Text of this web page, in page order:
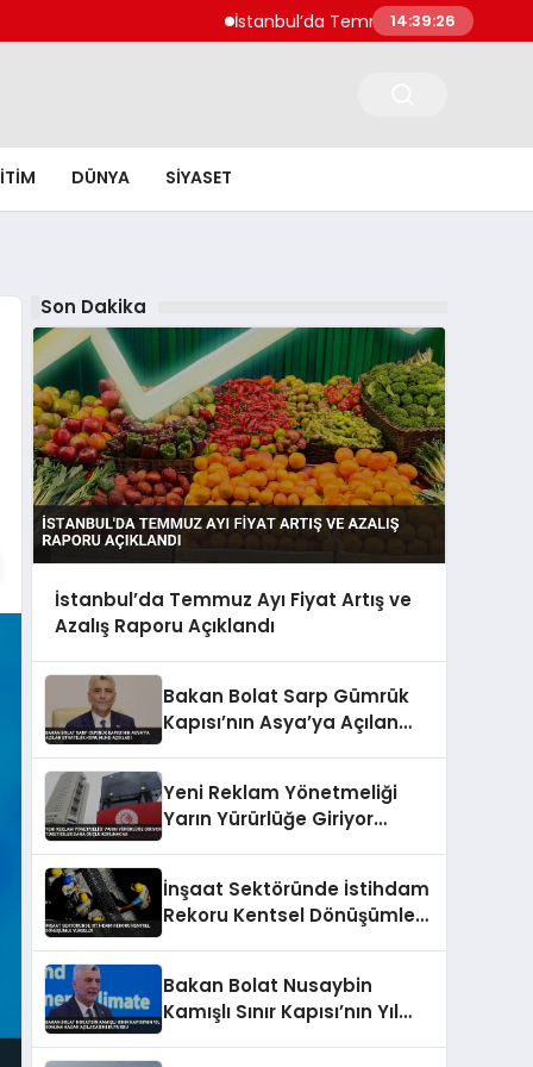
İstanbul’da Temmuz Ayı Fiyat Artış ve
14:39:27
DÜNYA SIYASET
Son Dakika
İstanbul’da Temmuz Ayı Fiyat Artış ve
Azalış Raporu Açıklandı
Bakan Bolat Sarp Gümrük
Kapısı’nın Asya’ya Açılan
Yeni Reklam Yönetmeliği
Yarın Yürürlüğe Giriyor
İnşaat Sektöründe İstihdam
Rekoru Kentsel Dönüşümle
Bakan Bolat Nusaybin
Kamışlı Sınır Kapısı’nın Yıl